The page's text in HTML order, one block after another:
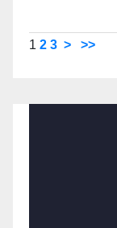
1 2 3 > >>